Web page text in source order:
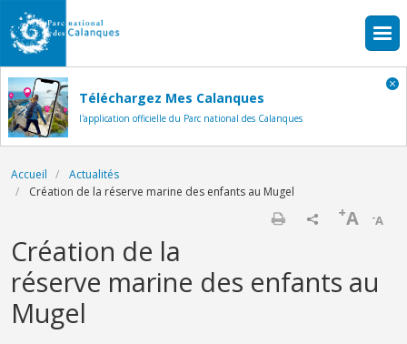
Aller au contenu principal
Téléchargez Mes Calanques
l'application officielle du Parc national des Calanques
Fil d'Ariane
Accueil
Actualités
Création de la réserve marine des enfants au Mugel
-A
+A
Création de la
réserve marine des enfants au
Mugel